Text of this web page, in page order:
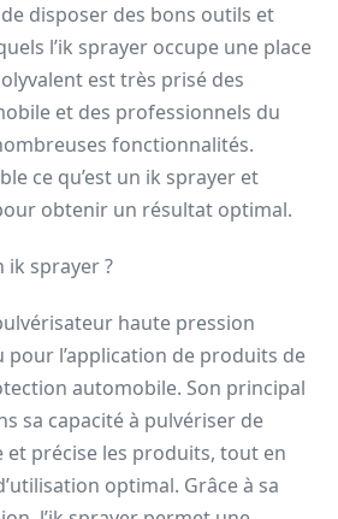
disposer des bons outils et
l’ik sprayer occupe une place
est très prisé des
et des professionnels du
fonctionnalités.
ce qu’est un ik sprayer et
obtenir un résultat optimal.
ik sprayer ?
haute pression
pour l’application de produits de
automobile. Son principal
sa capacité à pulvériser de
précise les produits, tout en
optimal. Grâce à sa